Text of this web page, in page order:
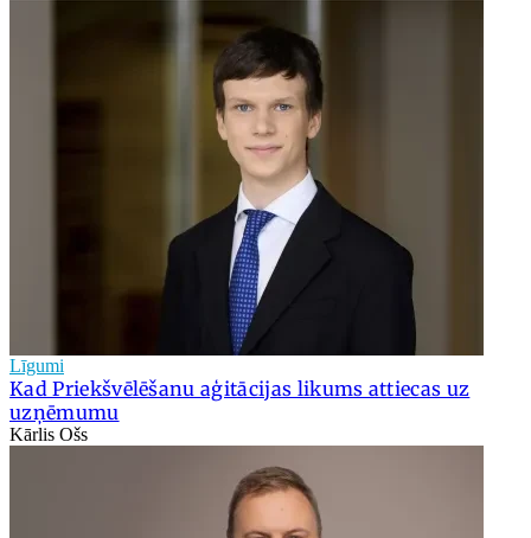
Līgumi
Kad Priekšvēlēšanu aģitācijas likums attiecas uz
uzņēmumu
Kārlis Ošs